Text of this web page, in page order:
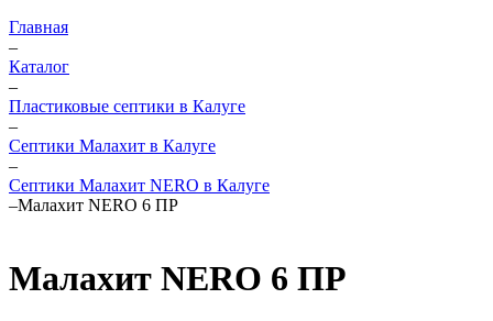
Главная
–
Каталог
–
Пластиковые септики в Калуге
–
Септики Малахит в Калуге
–
Септики Малахит NERO в Калуге
–Малахит NERO 6 ПР
Малахит NERO 6 ПР